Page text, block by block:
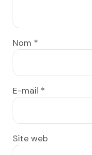
Nom *
E-mail *
Site web